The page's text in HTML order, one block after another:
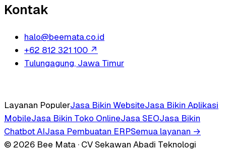
Kontak
halo@beemata.co.id
+62 812 321 100 ↗
Tulungagung, Jawa Timur
Layanan PopulerJasa Bikin WebsiteJasa Bikin Aplikasi
MobileJasa Bikin Toko OnlineJasa SEOJasa Bikin
Chatbot AIJasa Pembuatan ERPSemua layanan →
© 2026 Bee Mata · CV Sekawan Abadi Teknologi